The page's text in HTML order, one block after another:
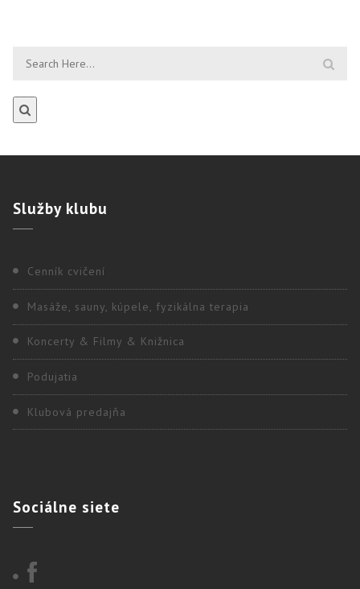
Službyklubu
Cenník cvičení
Masáže, sauny, kúpele, fyzikálna terapia
Koncerty & Filmy & Knižnica
Podujatia
Klubová predajňa
Sociálne siete